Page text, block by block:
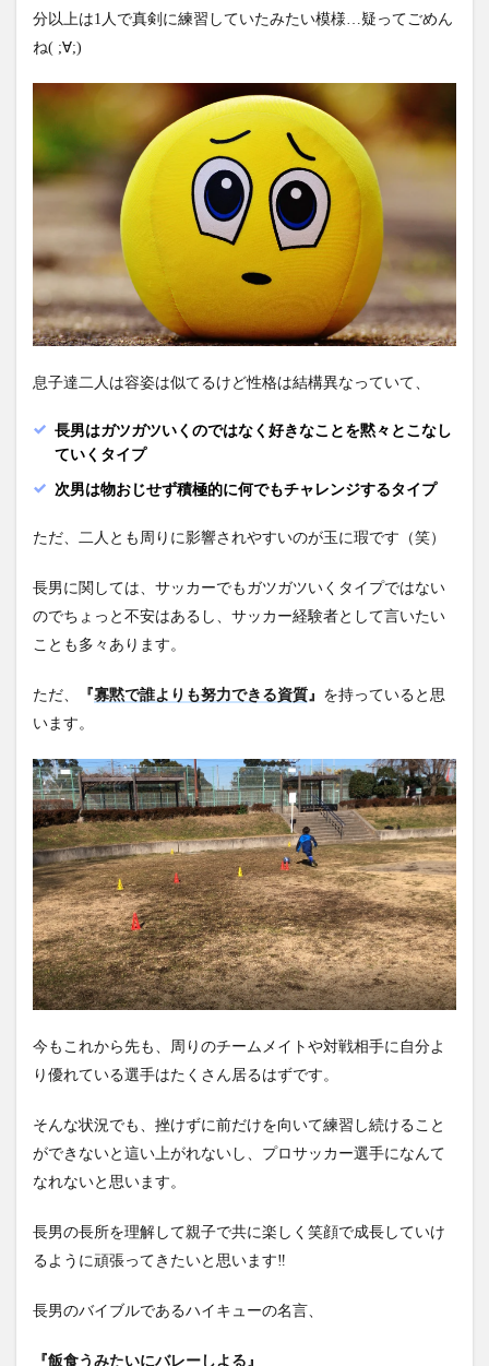
分以上は1人で真剣に練習していたみたい模様…疑ってごめん
ね( ;∀;)
息子達二人は容姿は似てるけど性格は結構異なっていて、
長男はガツガツいくのではなく好きなことを黙々とこなし
ていくタ イプ
次男は物おじせず積極的に何でもチャレンジするタイプ
ただ、二人とも周りに影響されやすいのが玉に瑕です（笑）
長男に関しては、サッカーでもガツガツいくタイプではない
のでちょっと不安はある し、サッカー経験者として言いたい
ことも多々あります。
ただ、 『寡黙で誰よりも努力できる資質 』 を持っていると思
います。
今もこれから先も、周りのチームメイトや対戦相手に自分よ
り優れている選手はたくさん居るはずです。
そんな状況でも、挫けずに前だけを向いて練習し続けること
ができないと這い上がれないし、プロサッカー選手になんて
なれないと思います。
長男の長所を理解して親子で共に楽しく笑顔で成長していけ
るように頑張ってきたいと思います‼︎
長男のバイブルであるハイキューの名言、
『飯食うみたいにバレーしよる』